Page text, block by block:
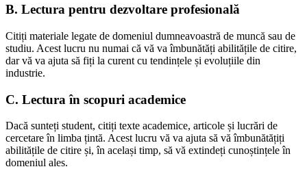
B. Lectura pentru dezvoltare profesională
Citiți materiale legate de domeniul dumneavoastră de muncă sau de
studiu. Acest lucru nu numai că vă va îmbunătăți abilitățile de citire,
dar vă va ajuta să fiți la curent cu tendințele și evoluțiile din
industrie.
C. Lectura în scopuri academice
Dacă sunteți student, citiți texte academice, articole și lucrări de
cercetare în limba țintă. Acest lucru vă va ajuta să vă îmbunătățiți
abilitățile de citire și, în același timp, să vă extindeți cunoștințele în
domeniul ales.